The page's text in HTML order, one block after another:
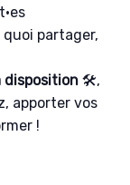
partager,
disposition 🛠️,
apporter vos
!